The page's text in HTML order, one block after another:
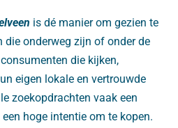
is dé manier om gezien te
onderweg zijn of onder de
die kijken,
eigen lokale en vertrouwde
zoekopdrachten vaak een
hoge intentie om te kopen.